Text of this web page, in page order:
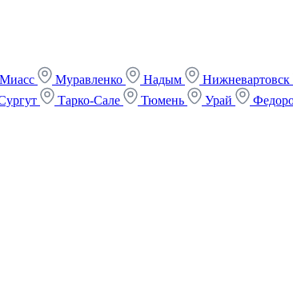
Миасс Муравленко Надым Нижневартовск
Тарко-Сале Тюмень Урай